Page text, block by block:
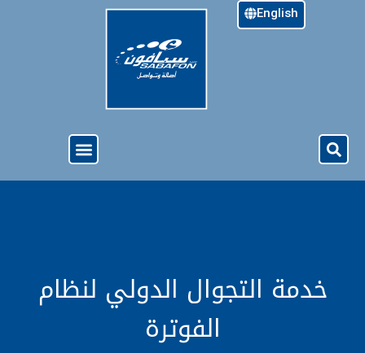
English
خدمة التجوال الدولي لنظام
الفوترة